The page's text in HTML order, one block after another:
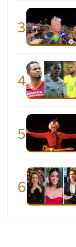
3
4
5
6